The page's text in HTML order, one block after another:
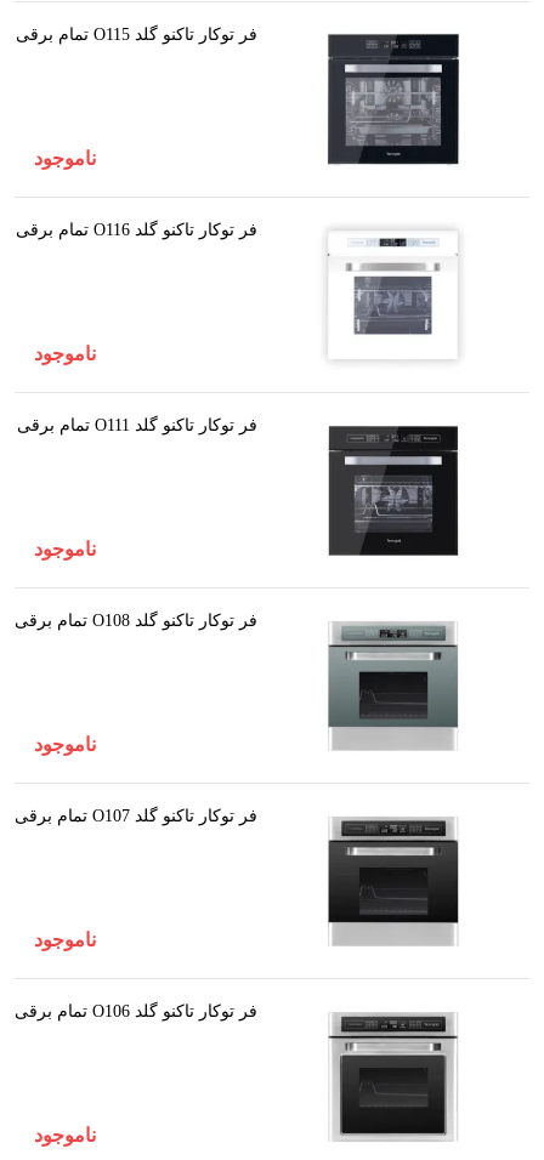
فر توکار تاکنو گلد O115 تمام برقی
ناموجود
فر توکار تاکنو گلد O116 تمام برقی
ناموجود
فر توکار تاکنو گلد O111 تمام برقی
ناموجود
فر توکار تاکنو گلد O108 تمام برقی
ناموجود
فر توکار تاکنو گلد O107 تمام برقی
ناموجود
فر توکار تاکنو گلد O106 تمام برقی
ناموجود